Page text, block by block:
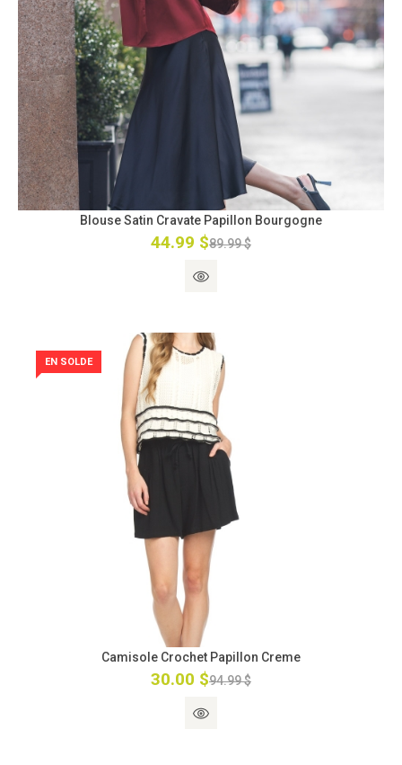
Blouse Satin Cravate Papillon Bourgogne
44.99 $89.99 $
EN SOLDE
Camisole Crochet Papillon Creme
30.00 $94.99 $